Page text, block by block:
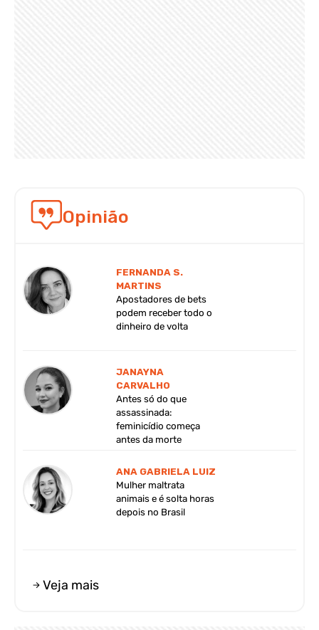
Opinião
FERNANDA S.
MARTINS
Apostadores de bets
podem receber todo o
dinheiro de volta
JANAYNA
CARVALHO
Antes só do que
assassinada:
feminicídio começa
antes da morte
ANA GABRIELA LUIZ
Mulher maltrata
animais e é solta horas
depois no Brasil
Veja mais